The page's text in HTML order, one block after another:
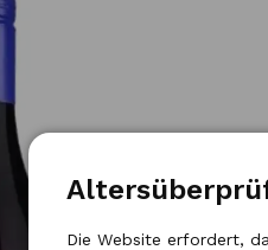
Die Website erfordert,